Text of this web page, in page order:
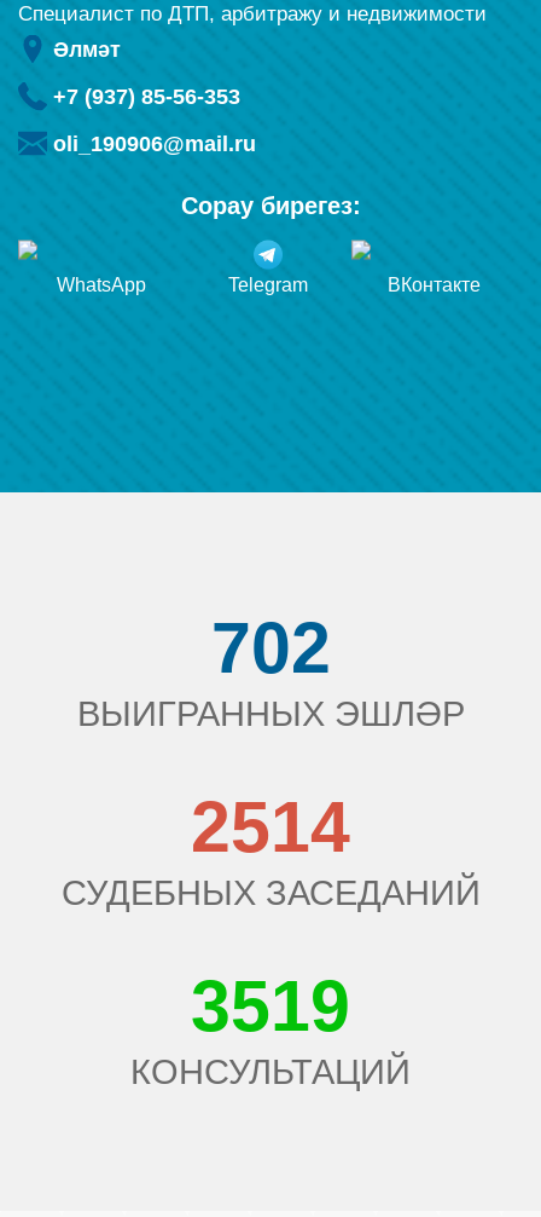
Специалист по ДТП, арбитражу и недвижимости
Әлмәт
+7 (937) 85-56-353
oli_190906@mail.ru
Сорау бирегез:
WhatsApp Telegram ВКонтакте
702
ВЫИГРАННЫХ ЭШЛӘР
2514
СУДЕБНЫХ ЗАСЕДАНИЙ
3519
КОНСУЛЬТАЦИЙ